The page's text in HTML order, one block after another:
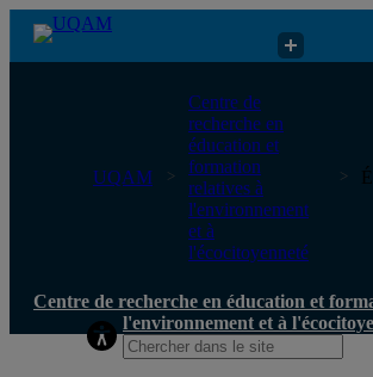
Centre de recherche en éducation et formation
l'environnement et à l'écocitoyenneté
UQAM
Centre de
recherche en
éducation et
formation
relatives à
l'environnement
et à
l'écocitoyenneté
Centre de recherche en éducation et
l'environnement et à